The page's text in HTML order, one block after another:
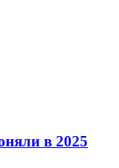
в 2025